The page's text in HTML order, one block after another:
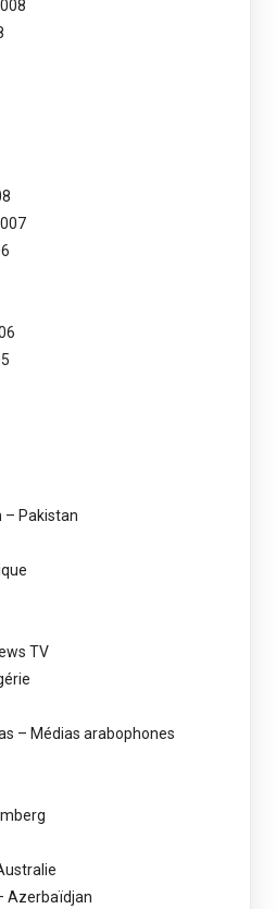
Pakistan
TV
– Médias arabophones
Azerbaïdjan